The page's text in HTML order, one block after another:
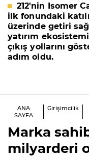
212'nin Isomer
ilk fonundaki
üzerinde getiri
yatırım
çıkış yollarını
adım oldu.
ANA
SAYFA
Girişimcilik
Marka
milyarderi